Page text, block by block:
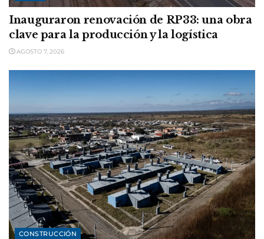
Inauguraron renovación de RP33: una obra
clave para la producción y la logística
AGOSTO 7, 2026
CONSTRUCCIÓN